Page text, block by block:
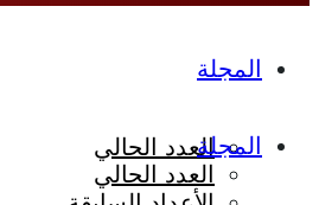
المجلة
العدد الحاليالمجلة
العدد الحالي